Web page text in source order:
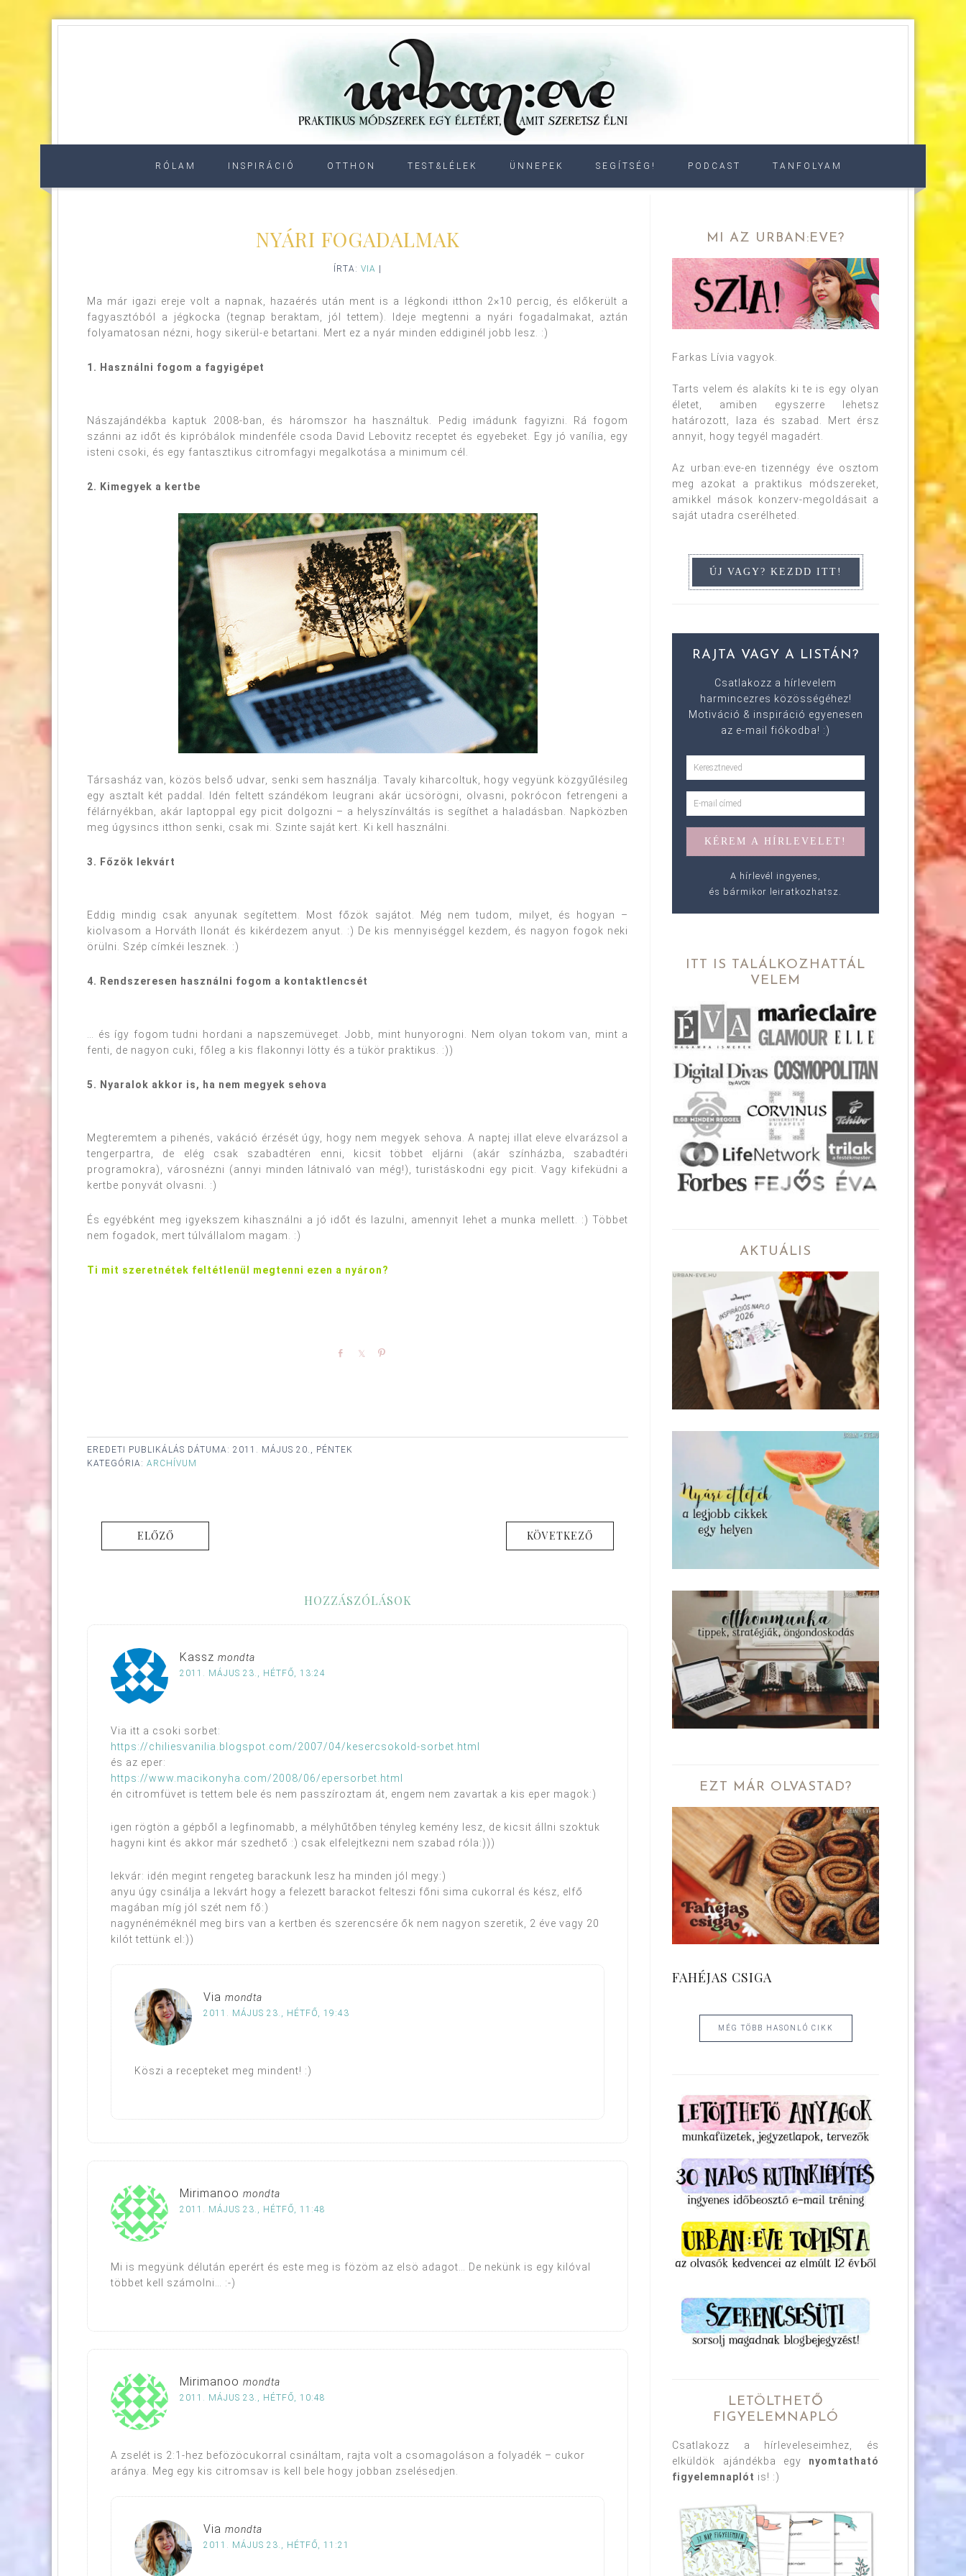
RÓLAM INSPIRÁCIÓ OTTHON TEST&LÉLEK ÜNNEPEK SEGÍTSÉG! PODCAST TANFOLYAM
NYÁRI FOGADALMAK
ÍRTA:VIA
Ma már igazi ereje volt a napnak, hazaérés után ment is a légkondi itthon 2×10 percig, és előkerült a
fagyasztóból a jégkocka (tegnap beraktam, jól tettem). Ideje megtenni a nyári fogadalmakat, aztán
folyamatosan nézni, hogy sikerül-e betartani. Mert ez a nyár minden eddiginél jobb lesz. :)
1. Használni fogom a fagyigépet
Nászajándékba kaptuk 2008-ban, és háromszor ha használtuk. Pedig imádunk fagyizni. Rá fogom
szánni az időt és kipróbálok mindenféle csoda David Lebovitz receptet és egyebeket. Egy jó vanília, egy
isteni csoki, és egy fantasztikus citromfagyi megalkotása a minimum cél.
2. Kimegyek a kertbe
Társasház van, közös belső udvar, senki sem használja. Tavaly kiharcoltuk, hogy vegyünk közgyűlésileg
egy asztalt két paddal. Idén feltett szándékom leugrani akár ücsörögni, olvasni, pokrócon fetrengeni a
félárnyékban, akár laptoppal egy picit dolgozni – a helyszínváltás is segíthet a haladásban. Napközben
meg úgysincs itthon senki, csak mi. Szinte saját kert. Ki kell használni.
3. Főzök lekvárt
Eddig mindig csak anyunak segítettem. Most főzök sajátot. Még nem tudom, milyet, és hogyan –
kiolvasom a Horváth Ilonát és kikérdezem anyut. :) De kis mennyiséggel kezdem, és nagyon fogok neki
örülni. Szép címkéi lesznek. :)
4. Rendszeresen használni fogom a kontaktlencsét
… és így fogom tudni hordani a napszemüveget. Jobb, mint hunyorogni. Nem olyan tokom van, mint a
fenti, de nagyon cuki, főleg a kis flakonnyi lötty és a tükör praktikus. :))
5. Nyaralok akkor is, ha nem megyek sehova
Megteremtem a pihenés, vakáció érzését úgy, hogy nem megyek sehova. A naptej illat eleve elvarázsol a
tengerpartra, de elég csak szabadtéren enni, kicsit többet eljárni (akár színházba, szabadtéri
programokra), városnézni (annyi minden látnivaló van még!), turistáskodni egy picit. Vagy kifeküdni a
kertbe ponyvát olvasni. :)
És egyébként meg igyekszem kihasználni a jó időt és lazulni, amennyit lehet a munka mellett. :) Többet
nem fogadok, mert túlvállalom magam. :)
Ti mit szeretnétek feltétlenül megtenni ezen a nyáron?
Share Share
EREDETI PUBLIKÁLÁS DÁTUMA: 2011. MÁJUS 20., PÉNTEK
KATEGÓRIA: ARCHÍVUM
ELŐZŐ KÖVETKEZŐ
HOZZÁSZÓLÁSOK
Kassz mondta
2011. MÁJUS 23., HÉTFŐ, 13:24
Via itt a csoki sorbet:
https://chiliesvanilia.blogspot.com/2007/04/kesercsokold-sorbet.html
és az eper:
https://www.macikonyha.com/2008/06/epersorbet.html
én citromfüvet is tettem bele és nem passzíroztam át, engem nem zavartak a kis eper magok:)
igen rögtön a gépből a legfinomabb, a mélyhűtőben tényleg kemény lesz, de kicsit állni szoktuk
hagyni kint és akkor már szedhető :) csak elfelejtkezni nem szabad róla:)))
lekvár: idén megint rengeteg barackunk lesz ha minden jól megy:)
anyu úgy csinálja a lekvárt hogy a felezett barackot felteszi főni sima cukorral és kész, elfő
magában míg jól szét nem fő:)
nagynénéméknél meg birs van a kertben és szerencsére ők nem nagyon szeretik, 2 éve vagy 20
kilót tettünk el:))
Via mondta
2011. MÁJUS 23., HÉTFŐ, 19:43
Köszi a recepteket meg mindent! :)
Mirimanoo mondta
2011. MÁJUS 23., HÉTFŐ, 11:48
Mi is megyünk délután eperért és este meg is fözöm az elsö adagot… De nekünk is egy kilóval
többet kell számolni… :-)
Mirimanoo mondta
2011. MÁJUS 23., HÉTFŐ, 10:48
A zselét is 2:1-hez befözöcukorral csináltam, rajta volt a csomagoláson a folyadék – cukor
aránya. Meg egy kis citromsav is kell bele hogy jobban zselésedjen.
Via mondta
2011. MÁJUS 23., HÉTFŐ, 11:21
MI AZ URBAN:EVE?
Farkas Lívia vagyok.
Tarts velem és alakíts ki te is egy olyan
életet, amiben egyszerre lehetsz
határozott, laza és szabad. Mert érsz
annyit, hogy tegyél magadért.
Az urban:eve-en tizennégy éve osztom
meg azokat a praktikus módszereket,
amikkel mások konzerv-megoldásait a
saját utadra cserélheted.
RAJTA VAGY A LISTÁN?
Csatlakozz a hírlevelem
harmincezres közösségéhez!
Motiváció & inspiráció egyenesen
az e-mail fiókodba! :)
A hírlevél ingyenes,
és bármikor leiratkozhatsz.
ITT IS TALÁLKOZHATTÁL
VELEM
AKTUÁLIS
EZT MÁR OLVASTAD?
FAHÉJAS CSIGA
MÉG TÖBB HASONLÓ CIKK
LETÖLTHETŐ
FIGYELEMNAPLÓ
Csatlakozz a hírleveleseimhez, és
elküldök ajándékba egy nyomtatható
figyelemnaplót is! :)